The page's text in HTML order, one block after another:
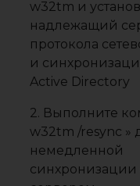
2. Выполните
w32tm /resync »
немедленной